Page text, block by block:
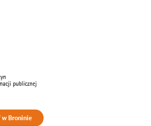
w Broninie